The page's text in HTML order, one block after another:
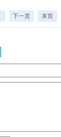
下一页 末页